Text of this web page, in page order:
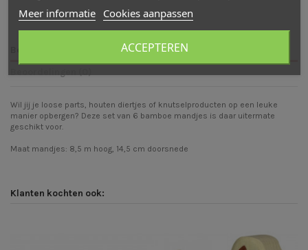
Wil jij je loose parts, houten diertjes of knutselproducten op een leuke
manier opbergen? Deze set van 6 bamboe mandjes is daar uitermate
geschikt voor.
Maat mandjes: 8,5 m hoog, 14,5 cm doorsnede
Klanten kochten ook:
Meer informatie Cookies aanpassen
ACCEPTEREN